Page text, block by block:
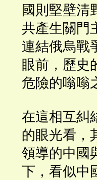
國則堅壁清
共產生關門
連結俄烏戰
眼前，歷史
危險的嗡嗡
在這相互糾
的眼光看，
領導的中國
下，看似中